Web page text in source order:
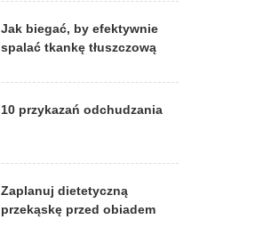
Jak biegać, by efektywnie
spalać tkankę tłuszczową
10 przykazań odchudzania
Zaplanuj dietetyczną
przekąskę przed obiadem